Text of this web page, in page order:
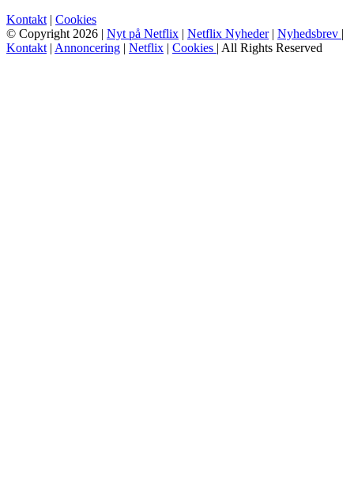
Kontakt | Cookies
© Copyright 2026 | Nyt på Netflix | Netflix Nyheder| Nyhedsbrev |
Kontakt | Annoncering | Netflix | Cookies | All Rights Reserved